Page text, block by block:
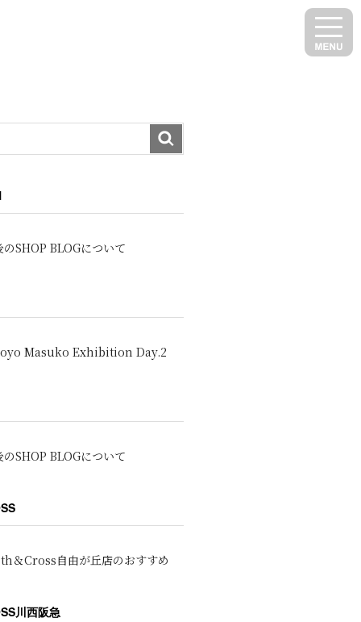
のSHOP BLOGについて
Masuko Exhibition Day.2
のSHOP BLOGについて
＆Cross自由が丘店のおすすめ
川西阪急